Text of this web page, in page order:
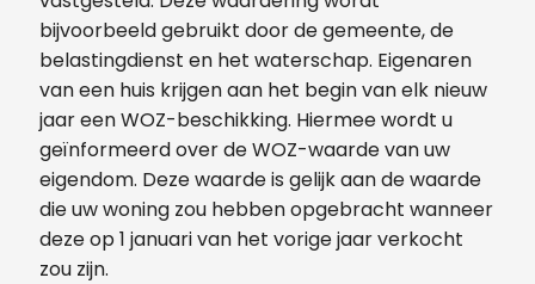
bijvoorbeeld gebruikt door de gemeente, de
belastingdienst en het waterschap. Eigenaren
van een huis krijgen aan het begin van elk nieuw
jaar een WOZ-beschikking. Hiermee wordt u
geïnformeerd over de WOZ-waarde van uw
eigendom. Deze waarde is gelijk aan de waarde
die uw woning zou hebben opgebracht wanneer
deze op 1 januari van het vorige jaar verkocht
zou zijn.